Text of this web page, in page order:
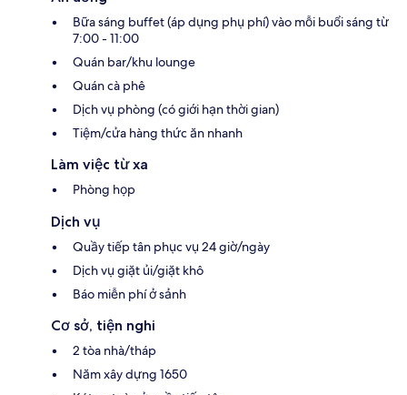
Bữa sáng buffet (áp dụng phụ phí) vào mỗi buổi sáng từ
7:00 - 11:00
Quán bar/khu lounge
Quán cà phê
Dịch vụ phòng (có giới hạn thời gian)
Tiệm/cửa hàng thức ăn nhanh
Làm việc từ xa
Phòng họp
Dịch vụ
Quầy tiếp tân phục vụ 24 giờ/ngày
Dịch vụ giặt ủi/giặt khô
Báo miễn phí ở sảnh
Cơ sở, tiện nghi
2 tòa nhà/tháp
Năm xây dựng 1650